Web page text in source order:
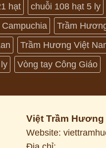
hạt chuỗi 108 hạt 5 ly
Trầm
Trầm Hương Việt
Vòng tay Công Giáo
Việt Trầm Hương
Website: